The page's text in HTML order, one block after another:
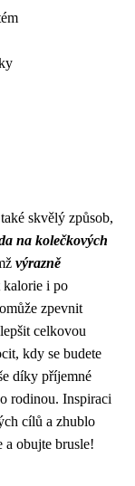
skvělý způsob,
na kolečkových
výrazně
kalorie i po
zpevnit
celkovou
kdy se budete
díky příjemné
rodinou. Inspiraci
cílů a zhublo
obujte brusle!